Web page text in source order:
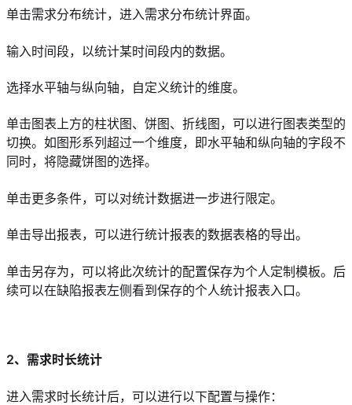
单击需求分布统计，进入需求分布统计界面。
输入时间段，以统计某时间段内的数据。
选择水平轴与纵向轴，自定义统计的维度。
单击图表上方的柱状图、饼图、折线图，可以进行图表类型的
切换。如图形系列超过一个维度，即水平轴和纵向轴的字段不
同时，将隐藏饼图的选择。
单击更多条件，可以对统计数据进一步进行限定。
单击导出报表，可以进行统计报表的数据表格的导出。
单击另存为，可以将此次统计的配置保存为个人定制模板。后
续可以在缺陷报表左侧看到保存的个人统计报表入口。
2、需求时长统计
进入需求时长统计后，可以进行以下配置与操作：